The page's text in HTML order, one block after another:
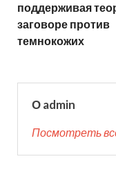
поддерживая
заговоре против
темнокожих
О admin
Посмотреть